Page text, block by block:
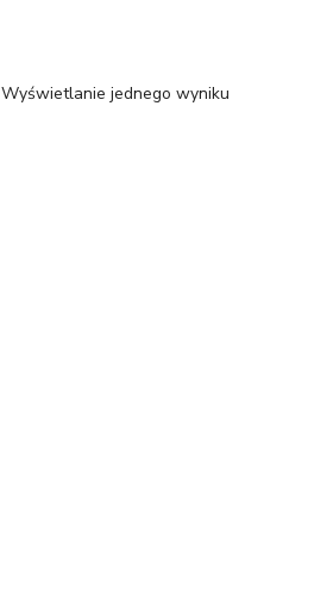
Wyświetlanie jednego wyniku